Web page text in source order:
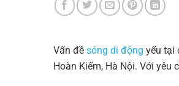
Vấn đề sóng di động yếu tại
Hoàn Kiếm, Hà Nội. Với